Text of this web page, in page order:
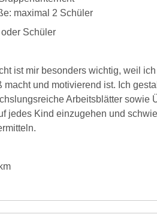
maximal 2 Schüler
Schüler
ist mir besonders wichtig, weil
macht und motivierend ist. Ich
Arbeitsblätter sowie
jedes Kind einzugehen und